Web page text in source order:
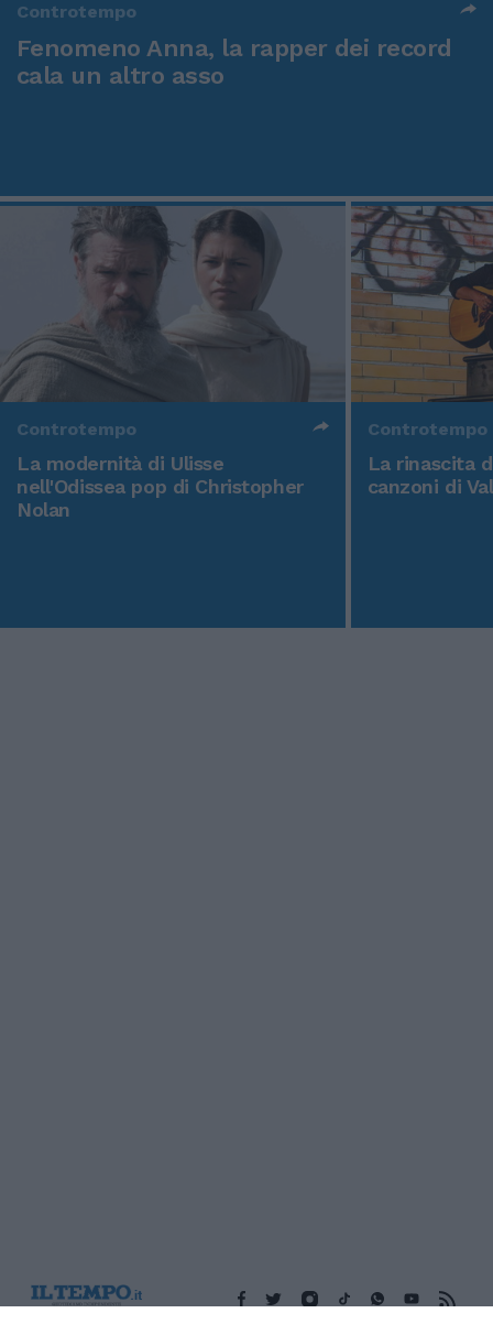
Controtempo
Fenomeno Anna, la rapper dei record
cala un altro asso
Controtempo
La modernità di Ulisse
nell'Odissea pop di Christopher
Nolan
Controtempo
La rinascita
canzoni di